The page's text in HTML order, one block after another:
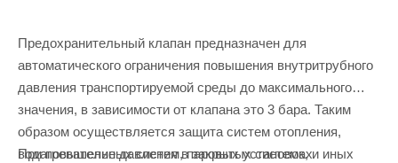
Предохранительный клапан предназначен для
автоматического ограничения повышения внутритрубного
давления транспортируемой среды до максимального
значения, в зависимости от клапана это 3 бара. Таким
образом осуществляется защита систем отопления,
водагревательных систем, паровых установок, и иных
При повышение давления в закрытых системах